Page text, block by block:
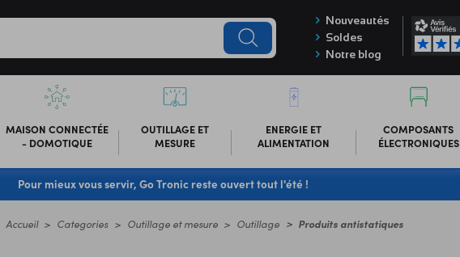
Nouveautés
Soldes
Notre blog
MAISON CONNECTÉE
- DOMOTIQUE
OUTILLAGE ET
MESURE
ENERGIE ET
ALIMENTATION
COMPOSANTS
ÉLECTRONIQUES
Pour mieux vous servir, Go Tronic reste ouvert tout l'été !
Accueil Categories Outillage et mesure Outillage Produits antistatiques